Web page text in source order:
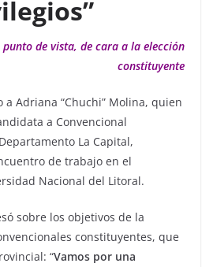
punto de vista, de cara a la elección
constituyente
a Adriana “Chuchi” Molina, quien
a Convencional
La Capital,
de trabajo en el
Nacional del Litoral.
sobre los objetivos de la
constituyentes, que
“Vamos por una